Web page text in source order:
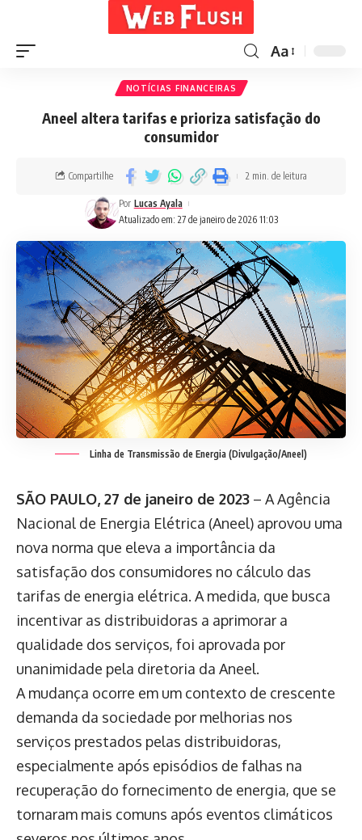
Aa
NOTÍCIAS FINANCEIRAS
Aneel altera tarifas e prioriza satisfação do
consumidor
Atualizado em: 27 de janeiro de 2026 11:03
Por Lucas Ayala
Compartilhe 2 min. de leitura
Linha de Transmissão de Energia (Divulgação/Aneel)
SÃO PAULO, 27 de janeiro de 2023 – A Agência
Nacional de Energia Elétrica (Aneel) aprovou uma
nova norma que eleva a importância da
satisfação dos consumidores no cálculo das
tarifas de energia elétrica. A medida, que busca
incentivar as distribuidoras a aprimorar a
qualidade dos serviços, foi aprovada por
unanimidade pela diretoria da Aneel.
A mudança ocorre em um contexto de crescente
demanda da sociedade por melhorias nos
serviços prestados pelas distribuidoras,
especialmente após episódios de falhas na
recuperação do fornecimento de energia, que se
tornaram mais comuns após eventos climáticos